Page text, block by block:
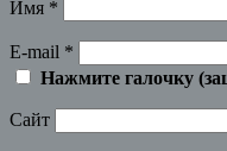
Имя *
E-mail *
Нажмите галочку
Сайт